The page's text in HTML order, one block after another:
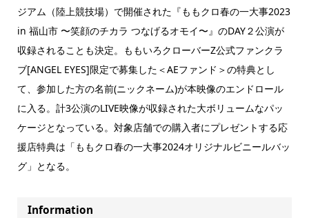
ジアム（陸上競技場）で開催された『ももクロ春の一大事2023
in 福山市 〜笑顔のチカラ つなげるオモイ〜』のDAY２公演が
収録されることも決定。ももいろクローバーZ公式ファンクラ
ブ[ANGEL EYES]限定で募集した＜AEファンド＞の特典とし
て、参加した方の名前(ニックネーム)が本映像のエンドロール
に入る。計3公演のLIVE映像が収録された大ボリュームなパッ
ケージとなっている。対象店舗での購入者にプレゼントする応
援店特典は「ももクロ春の一大事2024オリジナルビニールバッ
グ」となる。
Information